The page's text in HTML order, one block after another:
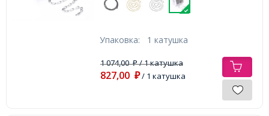
Упаковка: 1 катушка
1 074,00₽/ 1 катушка
827,00 ₽/ 1 катушка